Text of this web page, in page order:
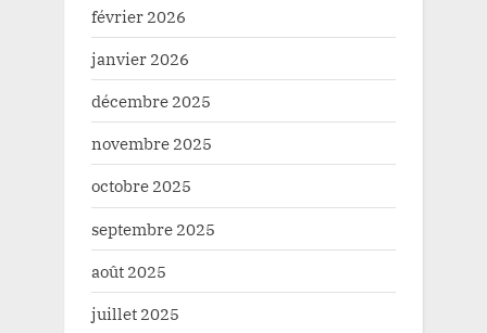
février 2026
janvier 2026
décembre 2025
novembre 2025
octobre 2025
septembre 2025
août 2025
juillet 2025